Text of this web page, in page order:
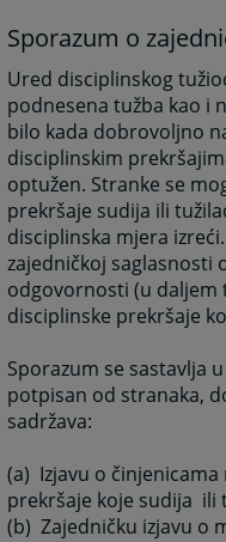
Sporazum o
Ured disciplinskog
podnesena tužba kao i
bilo kada dobrovoljno
disciplinskim
optužen. Stranke se
prekršaje sudija ili
disciplinska mjera
zajedničkoj saglasnosti
odgovornosti (u daljem
disciplinske prekršaje
Sporazum se sastavlja
potpisan od stranaka,
sadržava:
(a) Izjavu o činjenicama
prekršaje koje sudija ili
(b) Zajedničku izjavu o